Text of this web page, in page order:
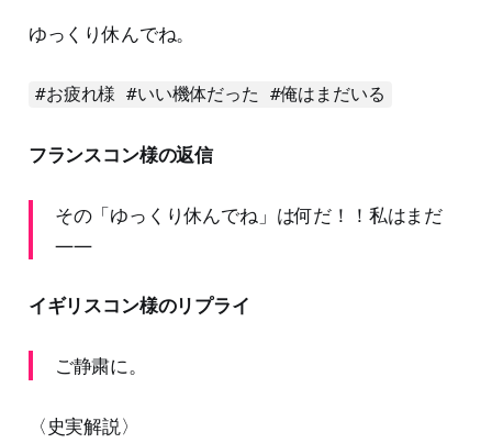
ゆっくり休んでね。
#お疲れ様 #いい機体だった #俺はまだいる
フランスコン様の返信
その「ゆっくり休んでね」は何だ！！私はまだ
——
イギリスコン様のリプライ
ご静粛に。
〈史実解説〉